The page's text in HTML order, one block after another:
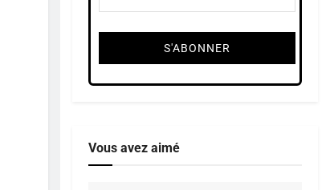
Vous avez aimé